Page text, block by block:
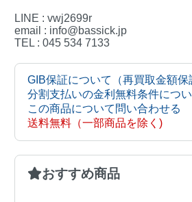
LINE : vwj2699r
email : info@bassick.jp
TEL : 045 534 7133
GIB保証について（再買取金額
分割支払いの金利無料条件につ
この商品について問い合わせる
送料無料（一部商品を除く)
おすすめ商品